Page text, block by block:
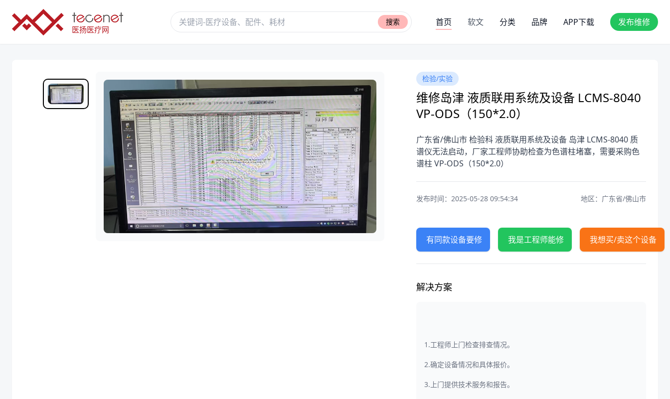
医扬医疗网
搜索 首页 软文 分类 品牌 APP下载 发布维修
检验/实验
维修岛津 液质联用系统及设备 LCMS-8040
VP-ODS（150*2.0）
广东省/佛山市 检验科 液质联用系统及设备 岛津 LCMS-8040 质
谱仪无法启动，厂家工程师协助检查为色谱柱堵塞，需要采购色
谱柱 VP-ODS（150*2.0）
发布时间：2025-05-28 09:54:34 地区：广东省/佛山市
有同款设备要修 我是工程师能修 我想买/卖这个设备
解决方案
1.工程师上门检查排查情况。
2.确定设备情况和具体报价。
3.上门提供技术服务和报告。